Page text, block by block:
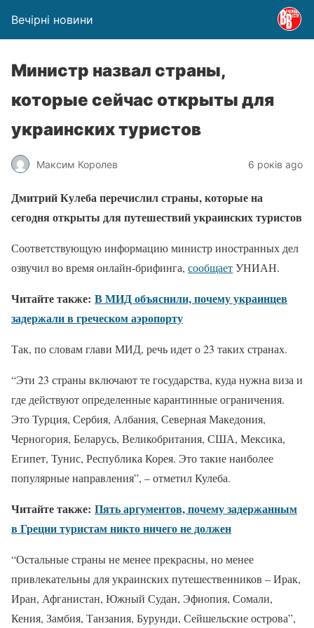
Вечірні новини
Министр назвал страны,
которые сейчас открыты для
украинских туристов
Максим Королев 6 років ago
Дмитрий Кулеба перечислил страны, которые на
сегодня открыты для путешествий украинских туристов
Соответствующую информацию министр иностранных дел
озвучил во время онлайн-брифинга, сообщаетУНИАН.
Читайте также: В МИД объяснили, почему украинцев
задержали в греческом аэропорту
Так, по словам глави МИД, речь идет о 23 таких странах.
“Эти 23 страны включают те государства, куда нужна виза и
где действуют определенные карантинные ограничения.
Это Турция, Сербия, Албания, Северная Македония,
Черногория, Беларусь, Великобритания, США, Мексика,
Египет, Тунис, Республика Корея. Это такие наиболее
популярные направления”, – отметил Кулеба.
Читайте также: Пять аргументов, почему задержанным
в Греции туристам никто ничего не должен
“Остальные страны не менее прекрасны, но менее
привлекательны для украинских путешественников – Ирак,
Иран, Афганистан, Южный Судан, Эфиопия, Сомали,
Кения, Замбия, Танзания, Бурунди, Сейшельские острова”,